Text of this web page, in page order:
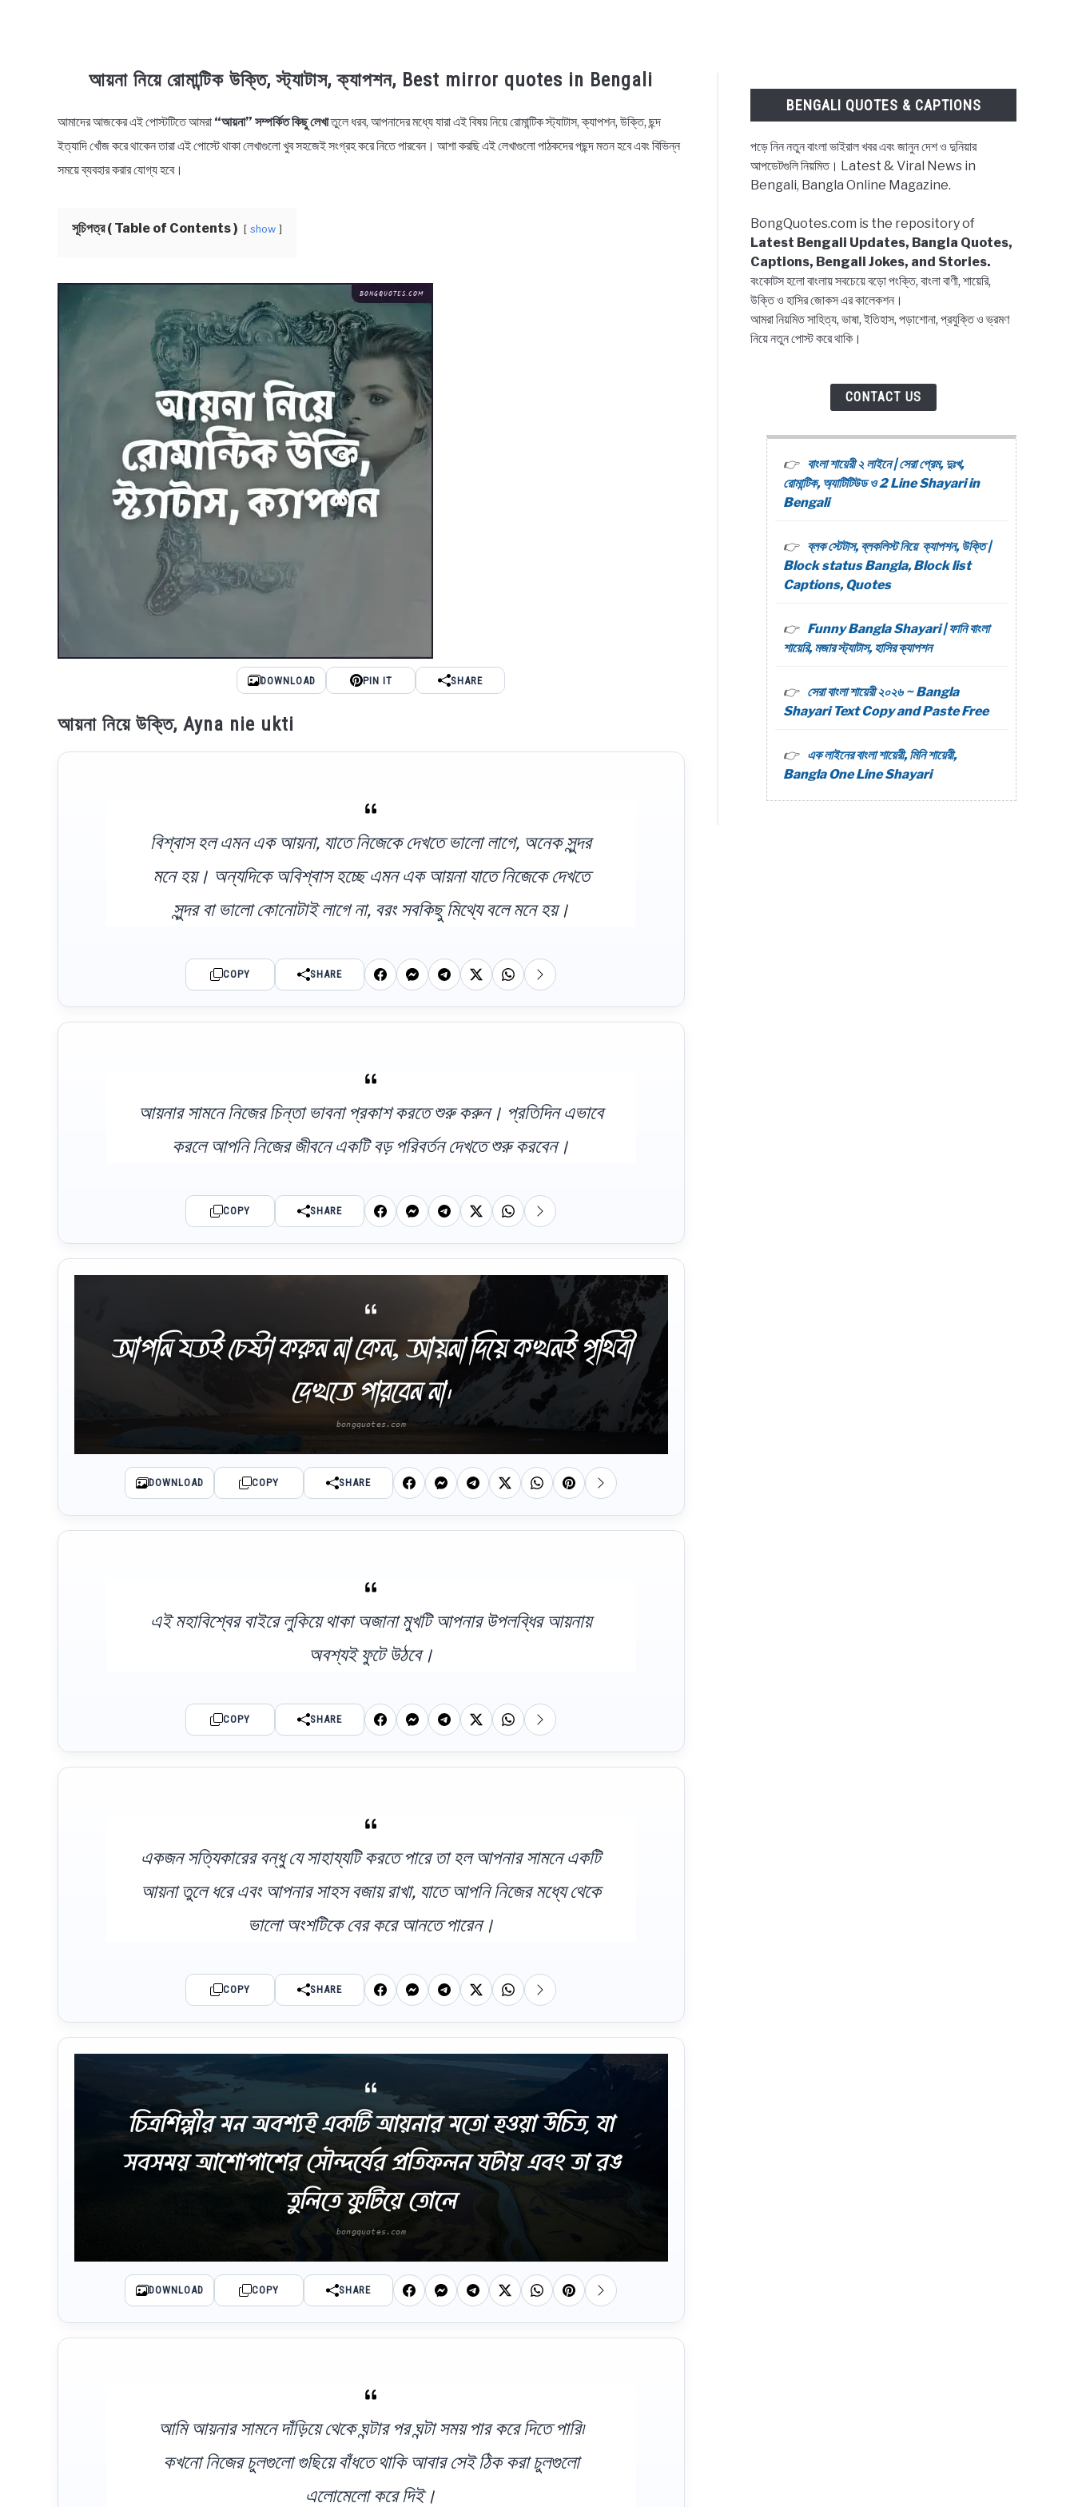
আয়না নিয়ে রোমান্টিক উক্তি, স্ট্যাটাস, ক্যাপশন, Best mirror quotes in Bengali
in
Bengali
আমাদের আজকের এই পোস্টটিতে আমরা “আয়না” সম্পর্কিত কিছু লেখাতুলে ধরব, আপনাদের মধ্যে যারা এই বিষয় নিয়ে রোমান্টিক স্ট্যাটাস, ক্যাপশন, উক্তি, ছন্দ
ইত্যাদি খোঁজ করে থাকেন তারা এই পোস্টে থাকা লেখাগুলো খুব সহজেই সংগ্রহ করে নিতে পারবেন। আশা করছি এই লেখাগুলো পাঠকদের পছন্দ মতন হবে এবং বিভিন্ন
সময়ে ব্যবহার করার যোগ্য হবে।
সূচিপত্র ( Table of Contents ) show
DOWNLOAD PIN IT SHARE
আয়না নিয়ে উক্তি, Ayna nie ukti
বিশ্বাস হল এমন এক আয়না, যাতে নিজেকে দেখতে ভালো লাগে, অনেক সুন্দর
মনে হয়। অন্যদিকে অবিশ্বাস হচ্ছে এমন এক আয়না যাতে নিজেকে দেখতে
সুন্দর বা ভালো কোনোটাই লাগে না, বরং সবকিছু মিথ্যে বলে মনে হয়।
COPY SHARE
আয়নার সামনে নিজের চিন্তা ভাবনা প্রকাশ করতে শুরু করুন। প্রতিদিন এভাবে
করলে আপনি নিজের জীবনে একটি বড় পরিবর্তন দেখতে শুরু করবেন।
COPY SHARE
আপনি যতই চেষ্টা করুন না কেন, আয়না দিয়ে কখনই পৃথিবী
দেখতে পারবেন না।
DOWNLOAD COPY SHARE
এই মহাবিশ্বের বাইরে লুকিয়ে থাকা অজানা মুখটি আপনার উপলব্ধির আয়নায়
অবশ্যই ফুটে উঠবে।
COPY SHARE
একজন সত্যিকারের বন্ধু যে সাহায্যটি করতে পারে তা হল আপনার সামনে একটি
আয়না তুলে ধরে এবং আপনার সাহস বজায় রাখা, যাতে আপনি নিজের মধ্যে থেকে
ভালো অংশটিকে বের করে আনতে পারেন।
COPY SHARE
চিত্রশিল্পীর মন অবশ্যই একটি আয়নার মতো হওয়া উচিত, যা
সবসময় আশোপাশের সৌন্দর্যের প্রতিফলন ঘটায় এবং তা রঙ
তুলিতে ফুটিয়ে তোলে
DOWNLOAD COPY SHARE
আমি আয়নার সামনে দাঁড়িয়ে থেকে ঘন্টার পর ঘন্টা সময় পার করে দিতে পারি৷
কখনো নিজের চুলগুলো গুছিয়ে বাঁধতে থাকি আবার সেই ঠিক করা চুলগুলো
এলোমেলো করে দিই।
BENGALI QUOTES & CAPTIONS
পড়ে নিন নতুন বাংলা ভাইরাল খবর এবং জানুন দেশ ও দুনিয়ার
আপডেটগুলি নিয়মিত। Latest & Viral News in
Bengali, Bangla Online Magazine.
BongQuotes.com is the repository of
Latest Bengali Updates, Bangla Quotes,
Captions, Bengali Jokes, and Stories.
বংকোটস হলো বাংলায় সবচেয়ে বড়ো পংক্তি, বাংলা বাণী, শায়েরি,
উক্তি ও হাসির জোকস এর কালেকশন।
আমরা নিয়মিত সাহিত্য, ভাষা, ইতিহাস, পড়াশোনা, প্রযুক্তি ও ভ্রমণ
নিয়ে নতুন পোস্ট করে থাকি।
CONTACT US
বাংলা শায়েরী ২ লাইনে | সেরা প্রেম, দুঃখ,
রোমান্টিক, অ্যাটিটিউড ও 2 Line Shayari in
Bengali
ব্লক স্টেটাস, ব্লকলিস্ট নিয়ে ক্যাপশন, উক্তি |
Block status Bangla, Block list
Captions, Quotes
Funny Bangla Shayari | ফানি বাংলা
শায়েরি, মজার স্ট্যাটাস, হাসির ক্যাপশন
সেরা বাংলা শায়েরী ২০২৬ ~ Bangla
Shayari Text Copy and Paste Free
এক লাইনের বাংলা শায়েরী, মিনি শায়েরী,
Bangla One Line Shayari